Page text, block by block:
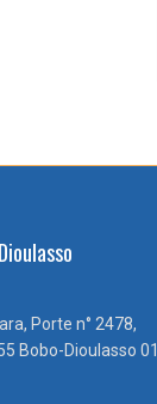
Porte n° 2478,
Bobo-Dioulasso 01